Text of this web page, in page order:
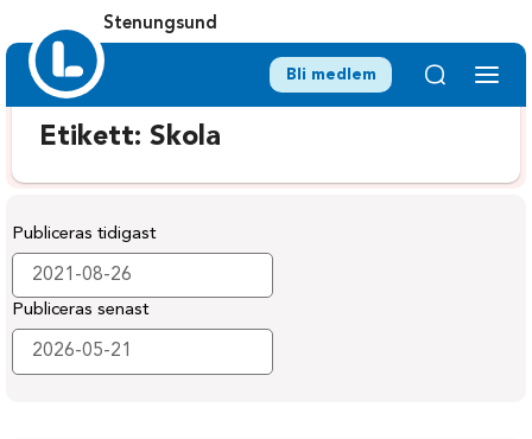
Stenungsund
Bli medlem
Etikett:Skola
Publiceras tidigast
Publiceras senast